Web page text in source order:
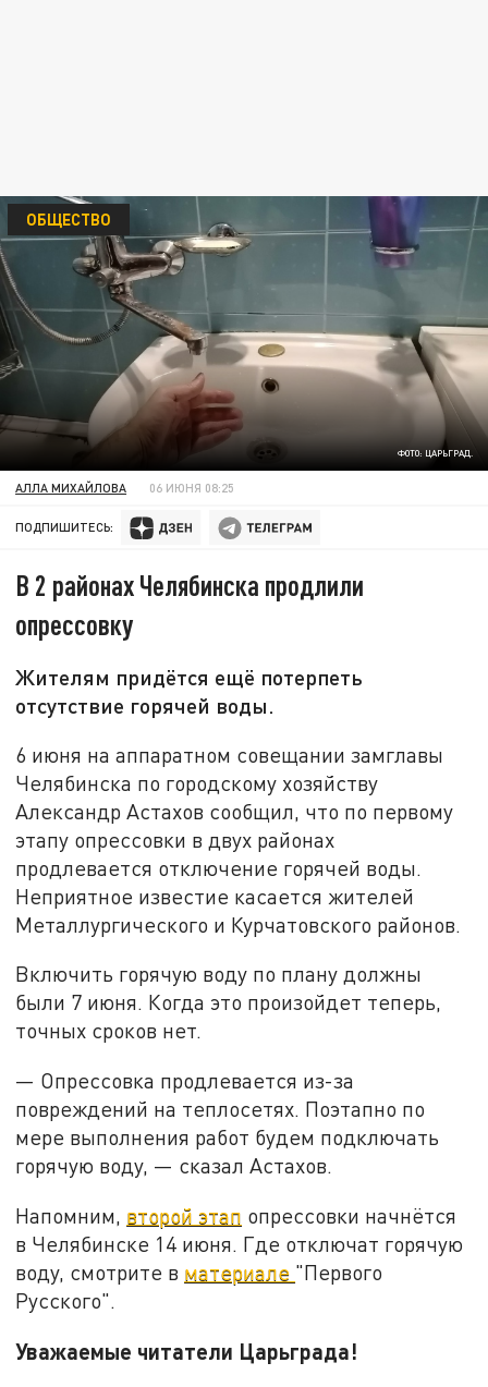
ФОТО: ЦАРЬГРАД.
ОБЩЕСТВО
АЛЛА МИХАЙЛОВА 06 ИЮНЯ 08:25
ПОДПИШИТЕСЬ:
В 2 районах Челябинска продлили
опрессовку
Жителям придётся ещё потерпеть
отсутствие горячей воды.
6 июня на аппаратном совещании замглавы
Челябинска по городскому хозяйству
Александр Астахов сообщил, что по первому
этапу опрессовки в двух районах
продлевается отключение горячей воды.
Неприятное известие касается жителей
Металлургического и Курчатовского районов.
Включить горячую воду по плану должны
были 7 июня. Когда это произойдет теперь,
точных сроков нет.
— Опрессовка продлевается из-за
повреждений на теплосетях. Поэтапно по
мере выполнения работ будем подключать
горячую воду, — сказал Астахов.
Напомним, второй этап опрессовки начнётся
в Челябинске 14 июня. Где отключат горячую
воду, смотрите в материале "Первого
Русского".
Уважаемые читатели Царьграда!